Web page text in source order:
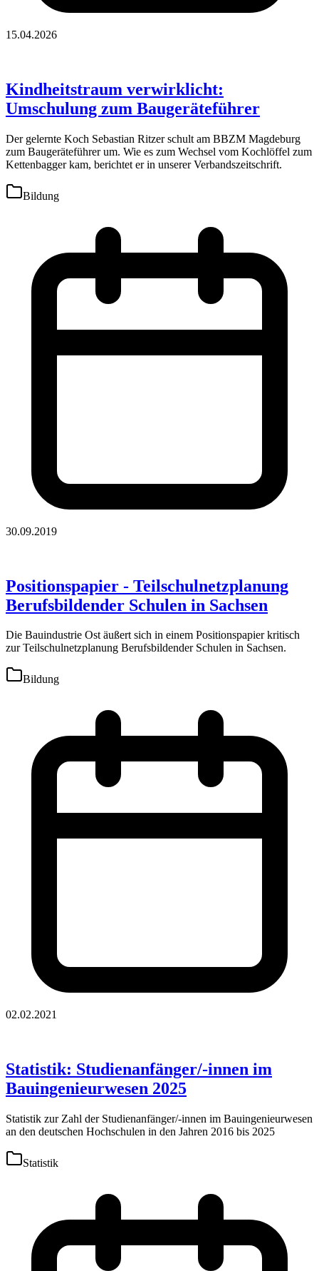
15.04.2026
Kindheitstraum verwirklicht:
Umschulung zum Baugeräteführer
Der gelernte Koch Sebastian Ritzer schult am BBZM Magdeburg
zum Baugeräteführer um. Wie es zum Wechsel vom Kochlöffel zum
Kettenbagger kam, berichtet er in unserer Verbandszeitschrift.
Bildung
30.09.2019
Positionspapier - Teilschulnetzplanung
Berufsbildender Schulen in Sachsen
Die Bauindustrie Ost äußert sich in einem Positionspapier kritisch
zur Teilschulnetzplanung Berufsbildender Schulen in Sachsen.
Bildung
02.02.2021
Statistik: Studienanfänger/-innen im
Bauingenieurwesen 2025
Statistik zur Zahl der Studienanfänger/-innen im Bauingenieurwesen
an den deutschen Hochschulen in den Jahren 2016 bis 2025
Statistik